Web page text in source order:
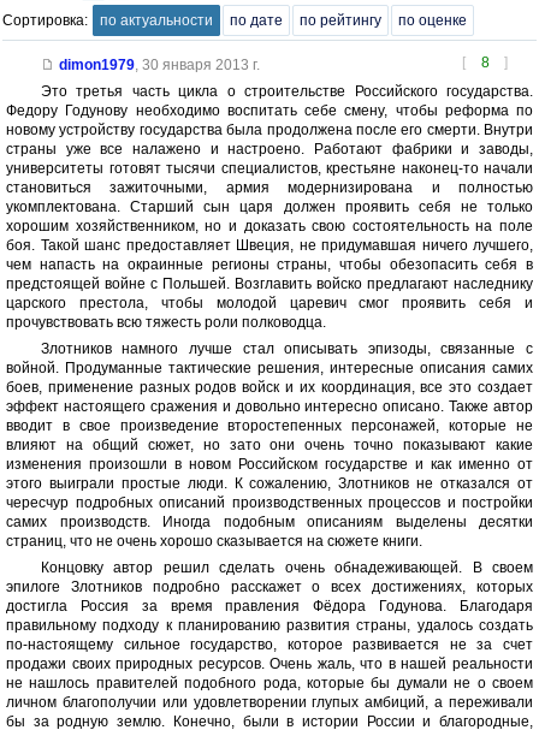
Сортировка: по актуальности по дате по рейтингу по оценке
[ 8 ]
dimon1979, 30 января 2013 г.
Это третья часть цикла о строительстве Российского государства.
Федору Годунову необходимо воспитать себе смену, чтобы реформа по
новому устройству государства была продолжена после его смерти. Внутри
страны уже все налажено и настроено. Работают фабрики и заводы,
университеты готовят тысячи специалистов, крестьяне наконец-то начали
становиться зажиточными, армия модернизирована и полностью
укомплектована. Старший сын царя должен проявить себя не только
хорошим хозяйственником, но и доказать свою состоятельность на поле
боя. Такой шанс предоставляет Швеция, не придумавшая ничего лучшего,
чем напасть на окраинные регионы страны, чтобы обезопасить себя в
предстоящей войне с Польшей. Возглавить войско предлагают наследнику
царского престола, чтобы молодой царевич смог проявить себя и
прочувствовать всю тяжесть роли полководца.
Злотников намного лучше стал описывать эпизоды, связанные с
войной. Продуманные тактические решения, интересные описания самих
боев, применение разных родов войск и их координация, все это создает
эффект настоящего сражения и довольно интересно описано. Также автор
вводит в свое произведение второстепенных персонажей, которые не
влияют на общий сюжет, но зато они очень точно показывают какие
изменения произошли в новом Российском государстве и как именно от
этого выиграли простые люди. К сожалению, Злотников не отказался от
чересчур подробных описаний производственных процессов и постройки
самих производств. Иногда подобным описаниям выделены десятки
страниц, что не очень хорошо сказывается на сюжете книги.
Концовку автор решил сделать очень обнадеживающей. В своем
эпилоге Злотников подробно расскажет о всех достижениях, которых
достигла Россия за время правления Фёдора Годунова. Благодаря
правильному подходу к планированию развития страны, удалось создать
по-настоящему сильное государство, которое развивается не за счет
продажи своих природных ресурсов. Очень жаль, что в нашей реальности
не нашлось правителей подобного рода, которые бы думали не о своем
личном благополучии или удовлетворении глупых амбиций, а переживали
бы за родную землю. Конечно, были в истории России и благородные,